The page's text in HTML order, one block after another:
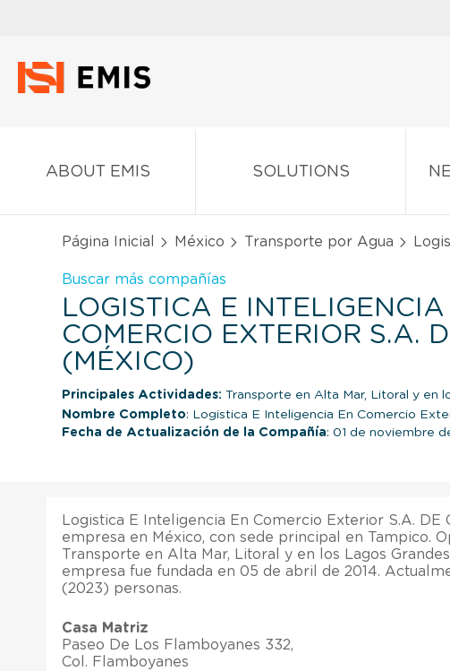
ABOUT EMIS SOLUTIONS
Página Inicial México Transporte por Agua
Buscar más compañías
LOGISTICA E INTELIGENCIA
COMERCIO EXTERIOR S.A.
(MÉXICO)
Principales Actividades: Transporte en Alta Mar, Litoral y en
Nombre Completo: Logistica E Inteligencia En Comercio
Fecha de Actualización de la Compañía: 01 de noviembre
Logistica E Inteligencia En Comercio Exterior S.A. DE
empresa en México, con sede principal en Tampico.
Transporte en Alta Mar, Litoral y en los Lagos
empresa fue fundada en 05 de abril de 2014.
(2023) personas.
Casa Matriz
Paseo De Los Flamboyanes 332,
Col. Flamboyanes